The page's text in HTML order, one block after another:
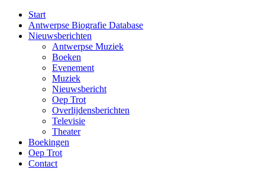
Start
Antwerpse Biografie Database
Nieuwsberichten
Antwerpse Muziek
Boeken
Evenement
Muziek
Nieuwsbericht
Oep Trot
Overlijdensberichten
Televisie
Theater
Boekingen
Oep Trot
Contact